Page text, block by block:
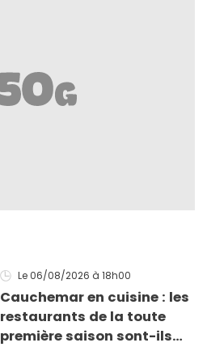
Le 06/08/2026 à 18h00
Cauchemar en cuisine : les
restaurants de la toute
première saison sont-ils